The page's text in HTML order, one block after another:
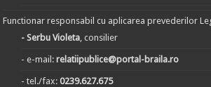
Functionar responsabil cu aplicarea prevederilor
- Serbu Violeta , consilier
- e-mail:relatiipublice@portal-braila.ro
- tel./fax:0239.627.675